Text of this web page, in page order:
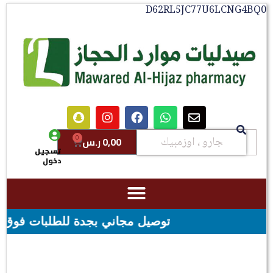
D62RL5JC77U6LCNG4BQ0
0,00ر.س 0
تسجيل
دخول
توصيل مجاني بجدة للطلبات فوق قيمه ال ١٠٠ ريال - شحن مجاني لقيمه اكثر من ٢٩٩ ريال